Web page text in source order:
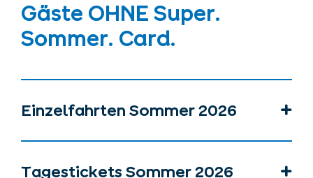
Gäste OHNE Super.
Sommer. Card.
Einzelfahrten Sommer 2026
Tagestickets Sommer 2026